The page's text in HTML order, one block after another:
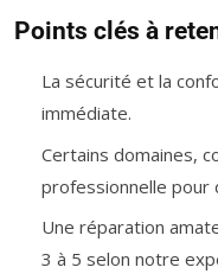
Points clés à
La sécurité et la
immédiate.
Certains domaines,
professionnelle pour
Une réparation
3 à 5 selon notre